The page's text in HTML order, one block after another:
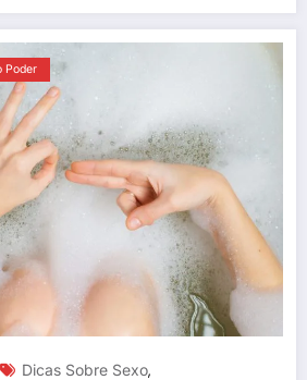
Poder
Dicas Sobre Sexo,